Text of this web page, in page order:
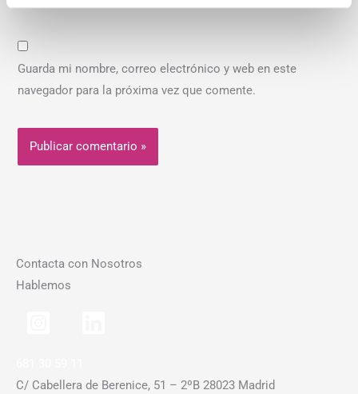
Guarda mi nombre, correo electrónico y web en este
navegador para la próxima vez que comente.
Contacta con Nosotros
Hablemos
C/ Cabellera de Berenice, 51 – 2ºB 28023 Madrid